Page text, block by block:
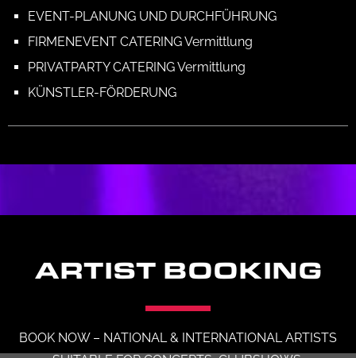
EVENT-PLANUNG UND DURCHFÜHRUNG
FIRMENEVENT CATERING Vermittlung
PRIVATPARTY CATERING Vermittlung
KÜNSTLER-FÖRDERUNG
ARTIST BOOKING
BOOK NOW – NATIONAL & INTERNATIONAL ARTISTS